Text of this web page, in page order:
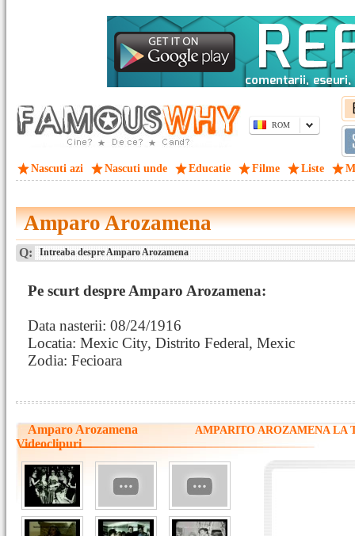
ROM
Nascuti azi Nascuti unde Educatie Filme Liste
Amparo Arozamena
Q: Intreaba despre Amparo Arozamena
Pe scurt despre Amparo Arozamena:
Data nasterii: 08/24/1916
Locatia: Mexic City, Distrito Federal, Mexic
Zodia: Fecioara
Amparo Arozamena
Videoclipuri
AMPARITO AROZAMENA LA